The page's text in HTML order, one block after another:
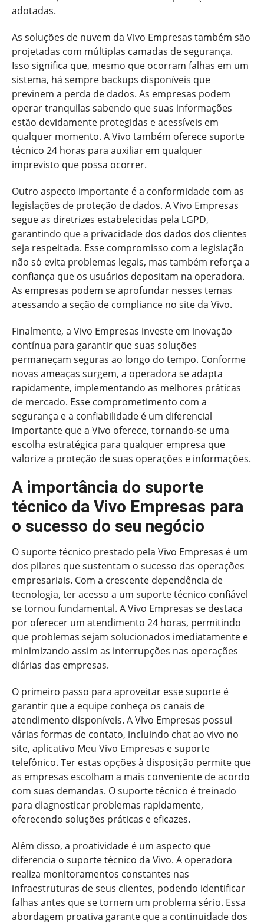
adotadas.
As soluções de nuvem da Vivo Empresas também são
projetadas com múltiplas camadas de segurança.
Isso significa que, mesmo que ocorram falhas em um
sistema, há sempre backups disponíveis que
previnem a perda de dados. As empresas podem
operar tranquilas sabendo que suas informações
estão devidamente protegidas e acessíveis em
qualquer momento. A Vivo também oferece suporte
técnico 24 horas para auxiliar em qualquer
imprevisto que possa ocorrer.
Outro aspecto importante é a conformidade com as
legislações de proteção de dados. A Vivo Empresas
segue as diretrizes estabelecidas pela LGPD,
garantindo que a privacidade dos dados dos clientes
seja respeitada. Esse compromisso com a legislação
não só evita problemas legais, mas também reforça a
confiança que os usuários depositam na operadora.
As empresas podem se aprofundar nesses temas
acessando a seção de compliance no site da Vivo.
Finalmente, a Vivo Empresas investe em inovação
contínua para garantir que suas soluções
permaneçam seguras ao longo do tempo. Conforme
novas ameaças surgem, a operadora se adapta
rapidamente, implementando as melhores práticas
de mercado. Esse comprometimento com a
segurança e a confiabilidade é um diferencial
importante que a Vivo oferece, tornando-se uma
escolha estratégica para qualquer empresa que
valorize a proteção de suas operações e informações.
A importância do suporte
técnico da Vivo Empresas para
o sucesso do seu negócio
O suporte técnico prestado pela Vivo Empresas é um
dos pilares que sustentam o sucesso das operações
empresariais. Com a crescente dependência de
tecnologia, ter acesso a um suporte técnico confiável
se tornou fundamental. A Vivo Empresas se destaca
por oferecer um atendimento 24 horas, permitindo
que problemas sejam solucionados imediatamente e
minimizando assim as interrupções nas operações
diárias das empresas.
O primeiro passo para aproveitar esse suporte é
garantir que a equipe conheça os canais de
atendimento disponíveis. A Vivo Empresas possui
várias formas de contato, incluindo chat ao vivo no
site, aplicativo Meu Vivo Empresas e suporte
telefônico. Ter estas opções à disposição permite que
as empresas escolham a mais conveniente de acordo
com suas demandas. O suporte técnico é treinado
para diagnosticar problemas rapidamente,
oferecendo soluções práticas e eficazes.
Além disso, a proatividade é um aspecto que
diferencia o suporte técnico da Vivo. A operadora
realiza monitoramentos constantes nas
infraestruturas de seus clientes, podendo identificar
falhas antes que se tornem um problema sério. Essa
abordagem proativa garante que a continuidade dos